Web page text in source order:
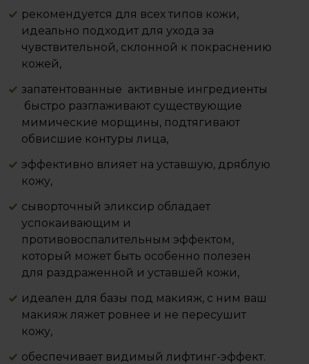
рекомендуется для всех типов кожи,
идеально подходит для ухода за
чувствительной, склонной к покраснению
кожей,
запатентованные активные ингредиенты
быстро разглаживают существующие
мимические морщины, подтягивают
обвисшие контуры лица,
эффективно влияет на уставшую, дряблую
кожу,
сыворточный эликсир обладает
успокаивающим и
противовоспалительным эффектом,
который может быть особенно полезен
для раздраженной и уставшей кожи,
идеален для базы под макияж, с ним ваш
макияж ляжет ровнее и не пересушит
кожу,
обеспечивает видимый лифтинг-эффект.